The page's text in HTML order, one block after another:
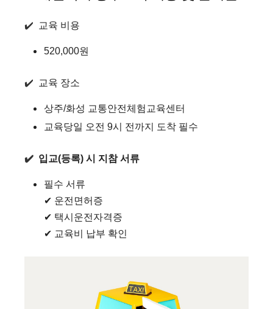
✔️ 교육 비용
520,000원
✔️ 교육 장소
상주/화성 교통안전체험교육센터
교육당일 오전 9시 전까지 도착 필수
✔️ 입교(등록) 시 지참 서류
필수 서류
✔ 운전면허증
✔ 택시운전자격증
✔ 교육비 납부 확인